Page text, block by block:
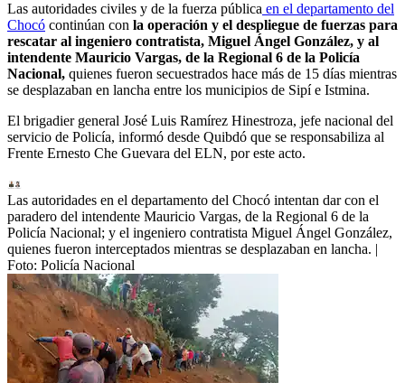
Las autoridades civiles y de la fuerza pública en el departamento del
Chocó continúan con la operación y el despliegue de fuerzas para
rescatar al ingeniero contratista, Miguel Ángel González, y al
intendente Mauricio Vargas, de la Regional 6 de la Policía
Nacional, quienes fueron secuestrados hace más de 15 días mientras
se desplazaban en lancha entre los municipios de Sipí e Istmina.
El brigadier general José Luis Ramírez Hinestroza, jefe nacional del
servicio de Policía, informó desde Quibdó que se responsabiliza al
Frente Ernesto Che Guevara del ELN, por este acto.
Las autoridades en el departamento del Chocó intentan dar con el
paradero del intendente Mauricio Vargas, de la Regional 6 de la
Policía Nacional; y el ingeniero contratista Miguel Ángel González,
quienes fueron interceptados mientras se desplazaban en lancha. |
Foto: Policía Nacional